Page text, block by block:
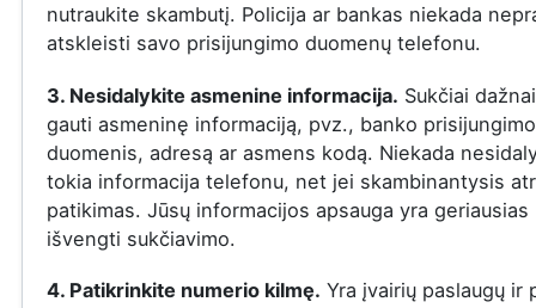
nutraukite skambutį. Policija ar bankas niekada
atskleisti savo prisijungimo duomenų telefonu.
3. Nesidalykite asmenine informacija. Sukčiai
gauti asmeninę informaciją, pvz., banko prisijungimo
duomenis, adresą ar asmens kodą. Niekada
tokia informacija telefonu, net jei skambinantysis
patikimas. Jūsų informacijos apsauga yra geriausias
išvengti sukčiavimo.
4. Patikrinkite numerio kilmę. Yra įvairių paslaugų ir